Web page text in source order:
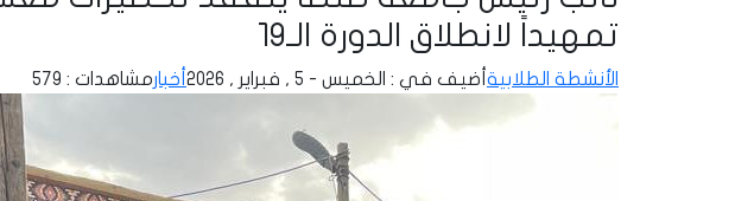
تمهيداً لانطلاق الدورة الـ19
الأنشطة الطلابية أضيف في : الخميس - 5 , فبراير , 2026 أخبارمشاهدات : 579